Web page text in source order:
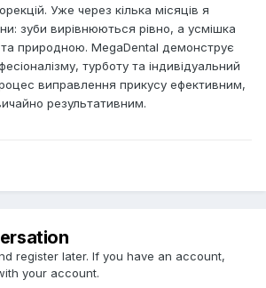
Уже через кілька місяців я
зуби вирівнюються рівно, а усмішка
природною. MegaDental демонструє
турботу та індивідуальний
виправлення прикусу ефективним,
результативним.
register later. If you have an account,
your account.